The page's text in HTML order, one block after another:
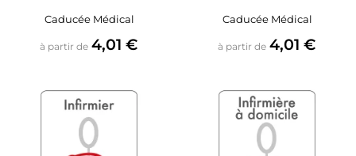
Caducée Médical
à partir de Prix
4,01 €
Caducée Médical
à partir de Prix
4,01 €